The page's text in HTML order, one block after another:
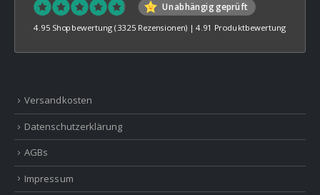
Unabhängig geprüft
4.95 Shopbewertung (3325 Rezensionen) |4.91 Produktbewertung
Versandkosten
Datenschutzerklärung
AGBs
Impressum